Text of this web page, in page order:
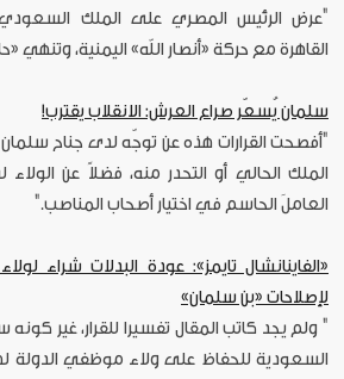
"عرض الرئيس المصري على الملك
القاهرة مع حركة «أنصار الله» اليمنية، وتنهي
سلمان يُسعّر صراع العرش: الانقلاب يقترب!
"أفصحت القرارات هذه عن توجّه لدى جناح سلمان
الملك الحالي أو التحدر منه، فضلاً عن
العاملَ الحاسم في اختيار أصحاب المناصب."
«الفاينانشال تايمز»: عودة البدلات شراء
لإصلاحات «بن سلمان»
" ولم يجد كاتب المقال تفسيرا للقرار، غير
السعودية للحفاظ على ولاء موظفي الدولة